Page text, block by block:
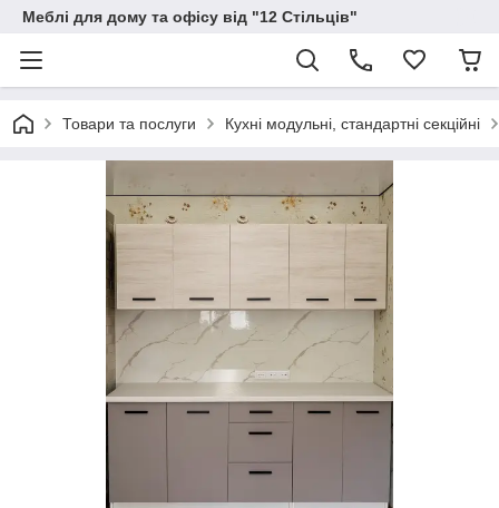
Меблі для дому та офісу від "12 Стільців"
Товари та послуги Кухні модульні, стандартні секційні